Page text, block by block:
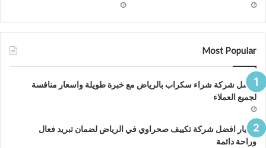
Most Popular
افضل شركة شراء سكراب بالرياض مع خبرة طويلة واسعار منافسة
لجميع العملاء
اختيار افضل شركة تكييف صحراوي في الرياض لضمان تبريد فعال
وراحة دائمة